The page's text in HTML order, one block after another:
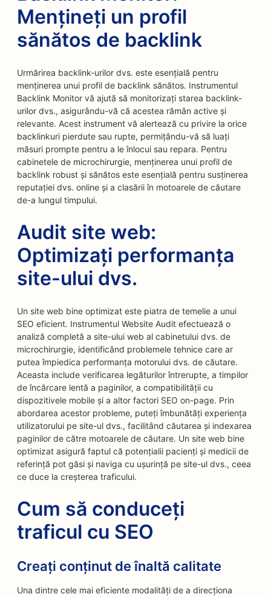
Mențineți un profil
sănătos de backlink
Urmărirea backlink-urilor dvs. este esențială pentru
menținerea unui profil de backlink sănătos. Instrumentul
Backlink Monitor vă ajută să monitorizați starea backlink-
urilor dvs., asigurându-vă că acestea rămân active și
relevante. Acest instrument vă alertează cu privire la orice
backlinkuri pierdute sau rupte, permițându-vă să luați
măsuri prompte pentru a le înlocui sau repara. Pentru
cabinetele de microchirurgie, menținerea unui profil de
backlink robust și sănătos este esențială pentru susținerea
reputației dvs. online și a clasării în motoarele de căutare
de-a lungul timpului.
Audit site web:
Optimizați performanța
site-ului dvs.
Un site web bine optimizat este piatra de temelie a unui
SEO eficient. Instrumentul Website Audit efectuează o
analiză completă a site-ului web al cabinetului dvs. de
microchirurgie, identificând problemele tehnice care ar
putea împiedica performanța motorului dvs. de căutare.
Aceasta include verificarea legăturilor întrerupte, a timpilor
de încărcare lentă a paginilor, a compatibilității cu
dispozitivele mobile și a altor factori SEO on-page. Prin
abordarea acestor probleme, puteți îmbunătăți experiența
utilizatorului pe site-ul dvs., facilitând căutarea și indexarea
paginilor de către motoarele de căutare. Un site web bine
optimizat asigură faptul că potențialii pacienți și medicii de
referință pot găsi și naviga cu ușurință pe site-ul dvs., ceea
ce duce la creșterea traficului.
Cum să conduceți
traficul cu SEO
Creați conținut de înaltă calitate
Una dintre cele mai eficiente modalități de a direcționa